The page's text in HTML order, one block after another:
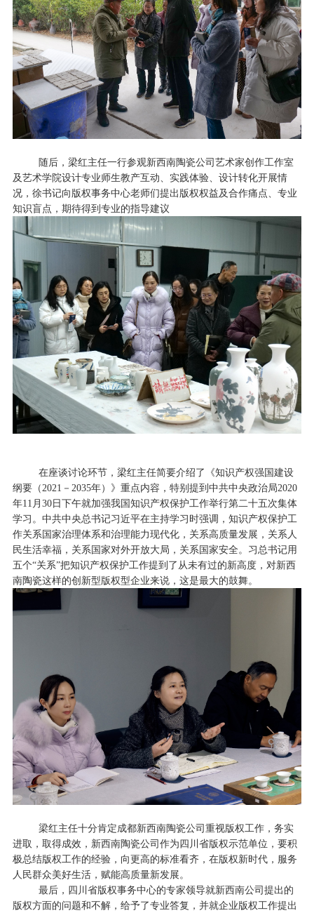
随后，梁红主任一行参观新西南陶瓷公司艺术家创作工作室
及艺术学院设计专业师生教产互动、实践体验、设计转化开展情
况，徐书记向版权事务中心老师们提出版权权益及合作痛点、专业
知识盲点，期待得到专业的指导建议
在座谈讨论环节，梁红主任简要介绍了《知识产权强国建设
纲要（ 2021－2035年）》重点内容，特别提到中共中央政治局2020
年11月30日下午就加强我国知识产权保护工作举行第二十五次集体
学习。中共中央总书记习近平在主持学习时强调，知识产权保护工
作关系国家治理体系和治理能力现代化，关系高质量发展，关系人
民生活幸福，关系国家对外开放大局，关系国家安全。习总书记用
五个“关系”把知识产权保护工作提到了从未有过的新高度，对新西
南陶瓷这样的创新型版权型企业来说，这是最大的鼓舞。
梁红主任十分肯定成都新西南陶瓷公司重视版权工作，务实
进取，取得成效，新西南陶瓷公司作为四川省版权示范单位，要积
极总结版权工作的经验，向更高的标准看齐，在版权新时代，服务
人民群众美好生活，赋能高质量新发展。
最后，四川省版权事务中心的专家领导就新西南公司提出的
版权方面的问题和不解，给予了专业答复，并就企业版权工作提出